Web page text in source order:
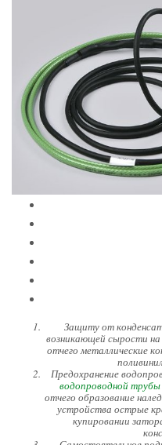
Защиту от
возникающей сырости
отчего металлические
Предохранение
водопроводной трубы
отчего образование
устройства острые
купировании